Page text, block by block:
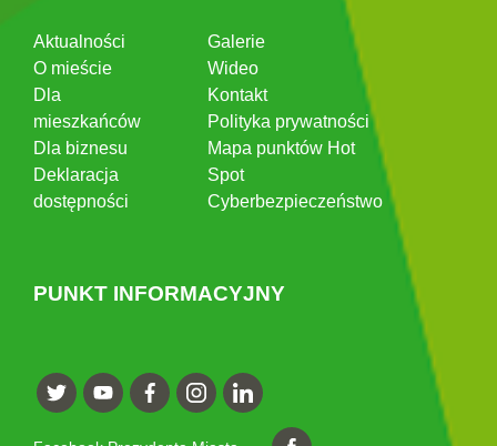
Aktualności
O mieście
Dla
mieszkańców
Dla biznesu
Deklaracja
dostępności
Galerie
Wideo
Kontakt
Polityka prywatności
Mapa punktów Hot
Spot
Cyberbezpieczeństwo
PUNKT INFORMACYJNY